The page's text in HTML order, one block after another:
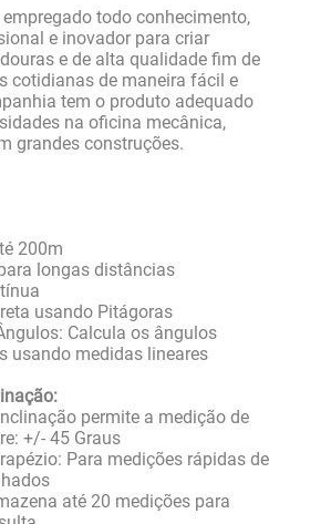
todo conhecimento,
e inovador para criar
e de alta qualidade fim de
cotidianas de maneira fácil e
tem o produto adequado
na oficina mecânica,
grandes construções.
200m
longas distâncias
usando Pitágoras
Calcula os ângulos
usando medidas lineares
permite a medição de
+/- 45 Graus
Para medições rápidas de
até 20 medições para